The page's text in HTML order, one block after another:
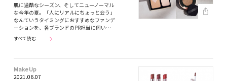
肌に過酷なシーズン、そしてニューノーマル
な今年の夏。「人にリアルにちょっと会う」
なんていうタイミングにおすすめなファンデ
ーションを、各ブランドのPR担当に伺い…
すべて読む
Make Up
2021.06.07